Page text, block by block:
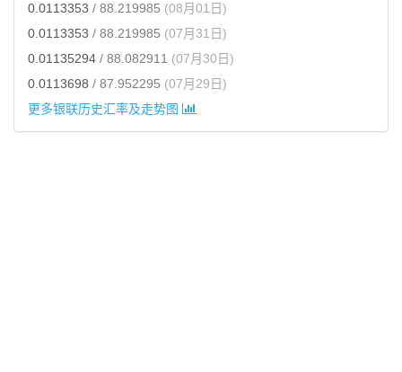
0.0113353 / 88.219985 (08月01日)
0.0113353 / 88.219985 (07月31日)
0.01135294 / 88.082911 (07月30日)
0.0113698 / 87.952295 (07月29日)
更多银联历史汇率及走势图